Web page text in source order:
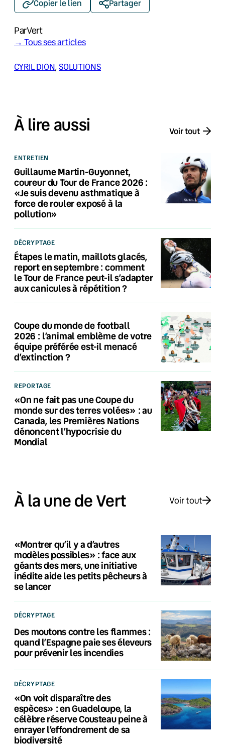
Copier le lien Partager
ParVert
→ Tous ses articles
CYRIL DION, SOLUTIONS
À lire aussi Voir tout
ENTRETIEN
Guillaume Martin-Guyonnet,
coureur du Tour de France 2026 :
«Je suis devenu asthmatique à
force de rouler exposé à la
pollution»
DÉCRYPTAGE
Étapes le matin, maillots glacés,
report en septembre : comment
le Tour de France peut-il s’adapter
aux canicules à répétition ?
Coupe du monde de football
2026 : l’animal emblème de votre
équipe préférée est-il menacé
d’extinction ?
REPORTAGE
«On ne fait pas une Coupe du
monde sur des terres volées» : au
Canada, les Premières Nations
dénoncent l’hypocrisie du
Mondial
À la une de Vert Voir tout
«Montrer qu’il y a d’autres
modèles possibles» : face aux
géants des mers, une initiative
inédite aide les petits pêcheurs à
se lancer
DÉCRYPTAGE
Des moutons contre les flammes :
quand l’Espagne paie ses éleveurs
pour prévenir les incendies
DÉCRYPTAGE
«On voit disparaître des
espèces» : en Guadeloupe, la
célèbre réserve Cousteau peine à
enrayer l’effondrement de sa
biodiversité